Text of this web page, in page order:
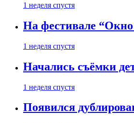
1 неделя спустя
На фестивале
1 неделя спустя
Начались съёмки
1 неделя спустя
Появился